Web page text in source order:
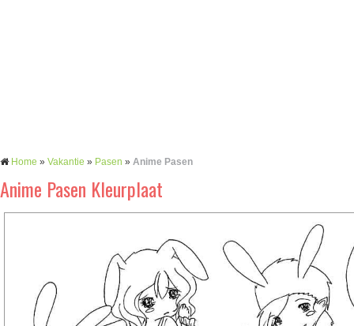
Home » Vakantie » Pasen » Anime Pasen
Anime Pasen Kleurplaat